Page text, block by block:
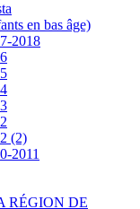
en bas âge)
2018
(2)
2011
RÉGION DE